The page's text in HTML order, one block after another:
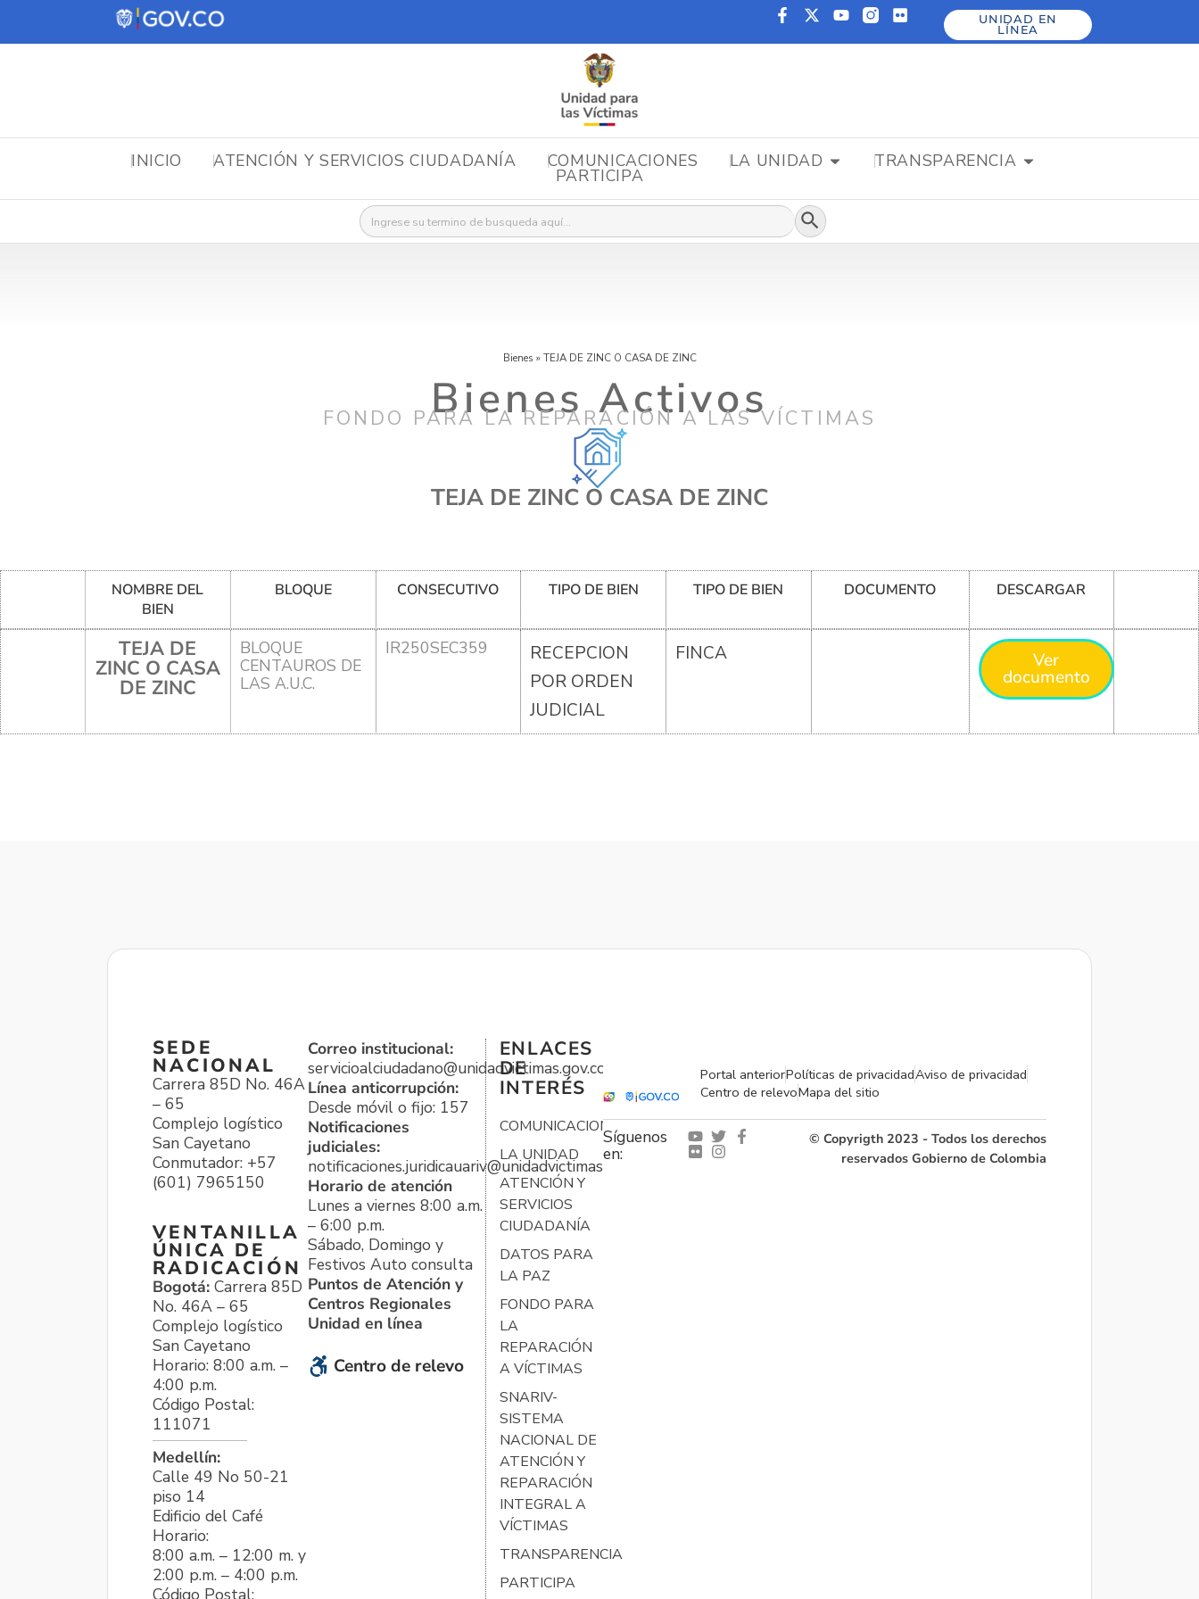
UNIDAD EN
LÍNEA
INICIO ATENCIÓN Y SERVICIOS CIUDADANÍA COMUNICACIONES LA UNIDAD TRANSPARENCIA
PARTICIPA
Buscar: Botón de búsqueda
Bienes » TEJA DE ZINC O CASA DE ZINC
Bienes Activos
FONDO PARA LA REPARACIÓN A LAS VÍCTIMAS
TEJA DE ZINC O CASA DE ZINC
NOMBRE DEL
BIEN
BLOQUE CONSECUTIVO TIPO DE BIEN TIPO DE BIEN DOCUMENTO DESCARGAR
TEJA DE
ZINC O CASA
DE ZINC
BLOQUE
CENTAUROS DE
LAS A.U.C.
IR250SEC359
RECEPCION
POR ORDEN
JUDICIAL
FINCA Ver
documento
SEDE
NACIONAL
Carrera 85D No. 46A
– 65
Complejo logístico
San Cayetano
Conmutador: +57
(601) 7965150
VENTANILLA
ÚNICA DE
RADICACIÓN
Bogotá: Carrera 85D
No. 46A – 65
Complejo logístico
San Cayetano
Horario: 8:00 a.m. –
4:00 p.m.
Código Postal:
111071
Medellín:
Calle 49 No 50-21
piso 14
Edificio del Café
Horario:
8:00 a.m. – 12:00 m. y
2:00 p.m. – 4:00 p.m.
Correo institucional:
servicioalciudadano@unidadvictimas.gov.co
Línea anticorrupción:
Desde móvil o fijo: 157
Notificaciones
judiciales:
notificaciones.juridicauariv@unidadvictimas.gov.co
Horario de atención
Lunes a viernes 8:00 a.m.
– 6:00 p.m.
Sábado, Domingo y
Festivos Auto consulta
Puntos de Atención y
Centros Regionales
Unidad en línea
Centro de relevo
ENLACES
DE
INTERÉS
COMUNICACIONES
LA UNIDAD
ATENCIÓN Y
SERVICIOS
CIUDADANÍA
DATOS PARA
LA PAZ
FONDO PARA
LA
REPARACIÓN
A VÍCTIMAS
SNARIV-
SISTEMA
NACIONAL DE
ATENCIÓN Y
REPARACIÓN
INTEGRAL A
VÍCTIMAS
TRANSPARENCIA
PARTICIPA
Portal anteriorPolíticas de privacidadAviso de privacidad
Centro de relevoMapa del sitio
Síguenos
en:
© Copyrigth 2023 - Todos los derechos
reservados Gobierno de Colombia